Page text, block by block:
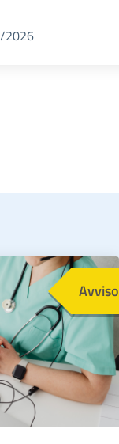
2026
Avviso